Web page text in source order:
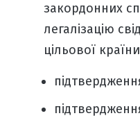
закордонних
легалізацію
цільової